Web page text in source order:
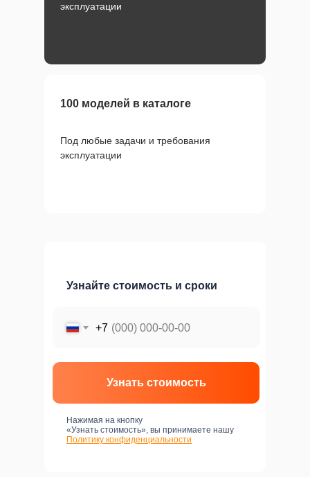
+7
Узнать стоимость
Нажимая на кнопку
«Узнать стоимость», вы принимаете нашу
Политику конфиденциальности
Узнайте стоимость и сроки
эксплуатации
100 моделей в каталоге
Под любые задачи и требования
эксплуатации